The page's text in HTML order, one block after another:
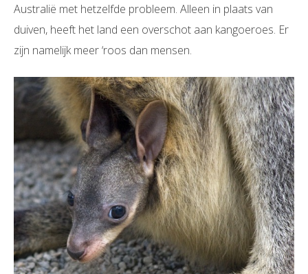
Australië met hetzelfde probleem. Alleen in plaats van
duiven, heeft het land een overschot aan kangoeroes. Er
zijn namelijk meer ‘roos dan mensen.